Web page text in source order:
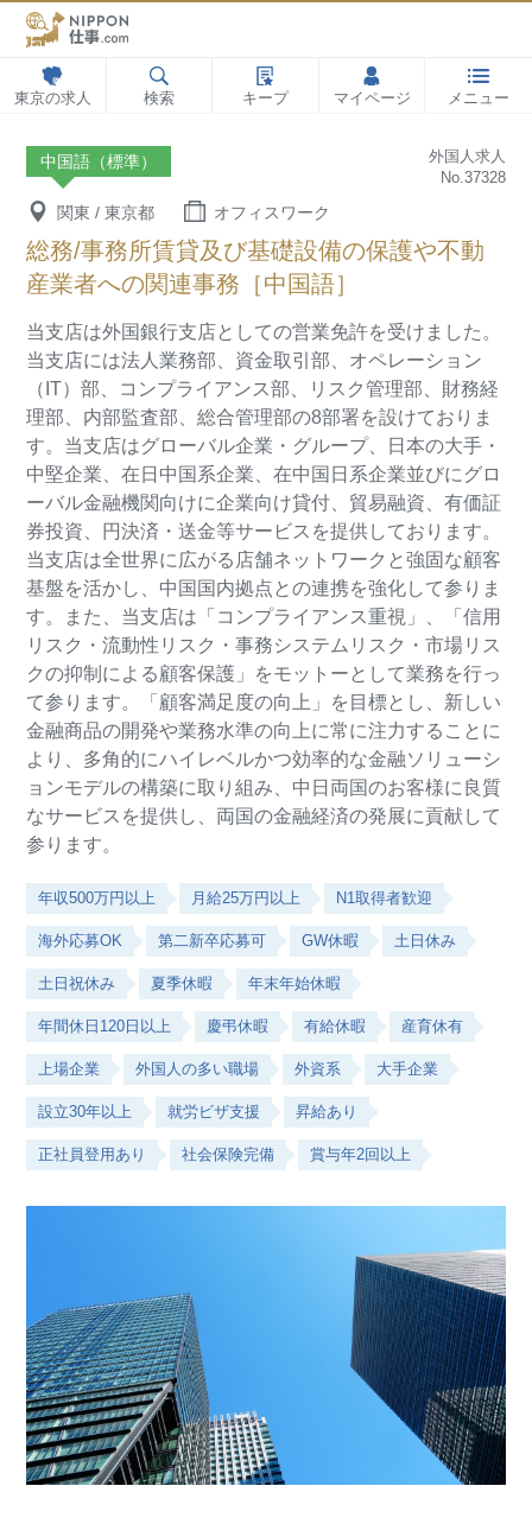
東京の求人 検索 キープ マイページ メニュー
中国語（標準）
外国人求人
No.37328
関東 / 東京都 オフィスワーク
総務/事務所賃貸及び基礎設備の保護や不動
産業者への関連事務［中国語］
当支店は外国銀行支店としての営業免許を受けました。
当支店には法人業務部、資金取引部、オペレーション
（IT）部、コンプライアンス部、リスク管理部、財務経
理部、内部監査部、総合管理部の8部署を設けておりま
す。当支店はグローバル企業・グループ、日本の大手・
中堅企業、在日中国系企業、在中国日系企業並びにグロ
ーバル金融機関向けに企業向け貸付、貿易融資、有価証
券投資、円決済・送金等サービスを提供しております。
当支店は全世界に広がる店舗ネットワークと強固な顧客
基盤を活かし、中国国内拠点との連携を強化して参りま
す。また、当支店は「コンプライアンス重視」、「信用
リスク・流動性リスク・事務システムリスク・市場リス
クの抑制による顧客保護」をモットーとして業務を行っ
て参ります。「顧客満足度の向上」を目標とし、新しい
金融商品の開発や業務水準の向上に常に注力することに
より、多角的にハイレベルかつ効率的な金融ソリューシ
ョンモデルの構築に取り組み、中日両国のお客様に良質
なサービスを提供し、両国の金融経済の発展に貢献して
参ります。
年収500万円以上 月給25万円以上 N1取得者歓迎
海外応募OK 第二新卒応募可 GW休暇 土日休み
土日祝休み 夏季休暇 年末年始休暇
年間休日120日以上 慶弔休暇 有給休暇 産育休有
上場企業 外国人の多い職場 外資系 大手企業
設立30年以上 就労ビザ支援 昇給あり
正社員登用あり 社会保険完備 賞与年2回以上